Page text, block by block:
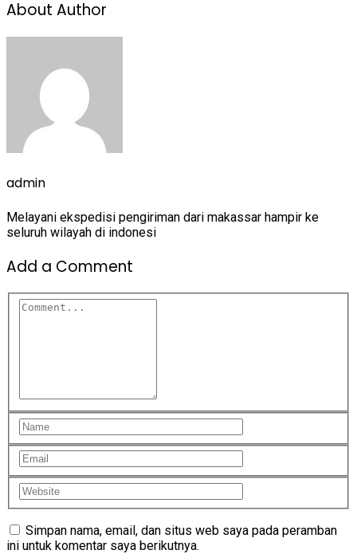
About Author
admin
Melayani ekspedisi pengiriman dari makassar hampir ke
seluruh wilayah di indonesi
Add a Comment
Simpan nama, email, dan situs web saya pada peramban
ini untuk komentar saya berikutnya.